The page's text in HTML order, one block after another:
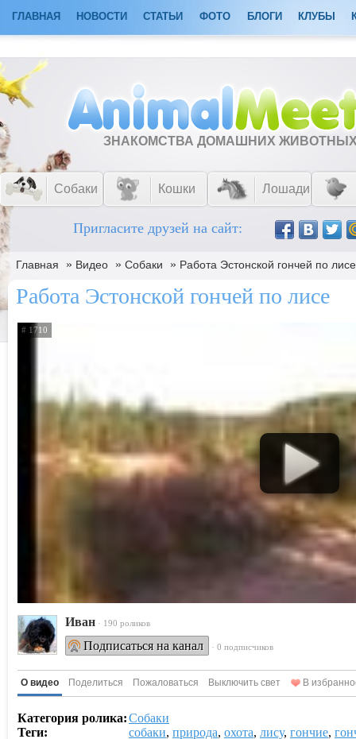
ГЛАВНАЯ НОВОСТИ СТАТЬИ ФОТО БЛОГИ КЛУБЫ
ЗНАКОМСТВА ДОМАШНИХ
Собаки Кошки Лошади
Пригласите друзей на сайт:
Главная » Видео » Собаки » Работа Эстонской гончей по лисе
Работа Эстонской гончей по лисе
# 1710
Ивaн · 190 роликов
Подписаться на канал · 0 подписчиков
О видео Поделиться Пожаловаться Выключить свет В
Категория ролика:Собаки
Теги:
собаки, природа, охота, лису, гончие,